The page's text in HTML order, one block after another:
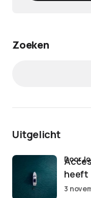
Zoeken
Uitgelicht
heeft
door
3